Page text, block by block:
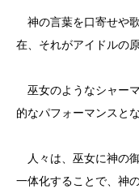
神の言葉を口寄せや
在、それがアイドルの
巫女のようなシャー
的なパフォーマンスと
人々は、巫女に神の
一体化することで、神